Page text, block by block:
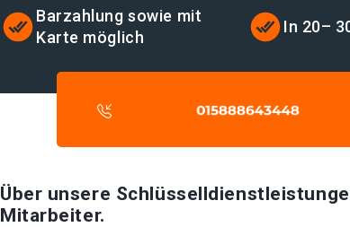
Barzahlung sowie mit
Karte möglich
In 20–
Über unsere
Mitarbeiter.